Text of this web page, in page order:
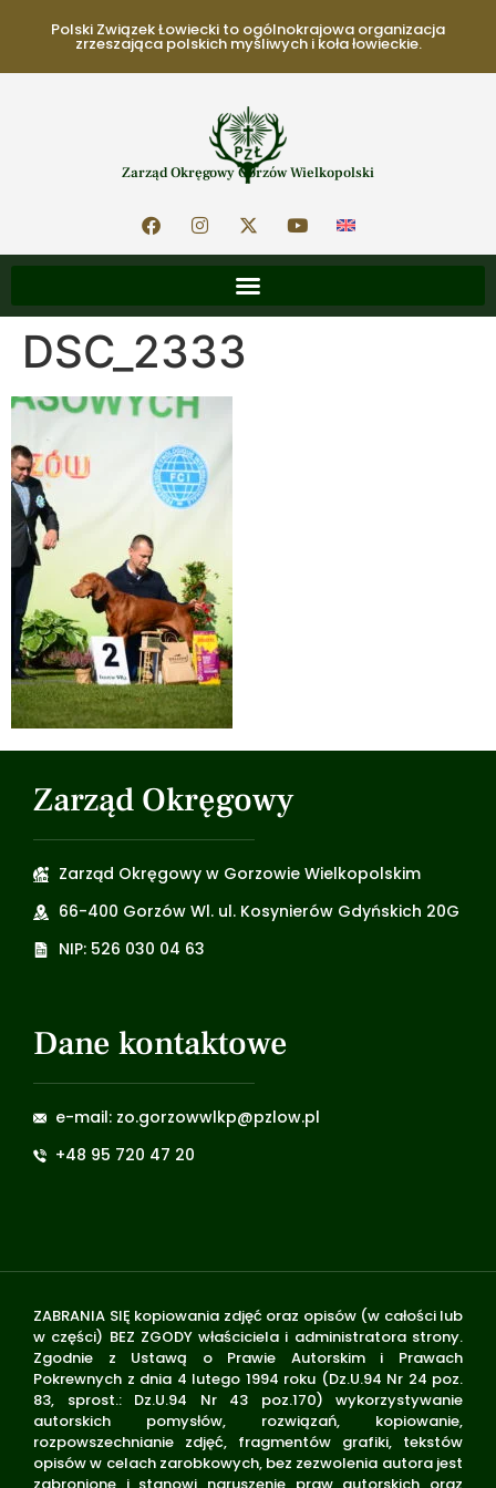
Polski Związek Łowiecki to ogólnokrajowa organizacja
zrzeszająca polskich myśliwych i koła łowieckie.
Zarząd Okręgowy Gorzów Wielkopolski
DSC_2333
Zarząd Okręgowy
Zarząd Okręgowy w Gorzowie Wielkopolskim
66-400 Gorzów Wl. ul. Kosynierów Gdyńskich 20G
NIP: 526 030 04 63
Dane kontaktowe
e-mail: zo.gorzowwlkp@pzlow.pl
+48 95 720 47 20
ZABRANIA SIĘ kopiowania zdjęć oraz opisów (w całości lub
w części) BEZ ZGODY właściciela i administratora strony.
Zgodnie z Ustawą o Prawie Autorskim i Prawach
Pokrewnych z dnia 4 lutego 1994 roku (Dz.U.94 Nr 24 poz.
83, sprost.: Dz.U.94 Nr 43 poz.170) wykorzystywanie
autorskich pomysłów, rozwiązań, kopiowanie,
rozpowszechnianie zdjęć, fragmentów grafiki, tekstów
opisów w celach zarobkowych, bez zezwolenia autora jest